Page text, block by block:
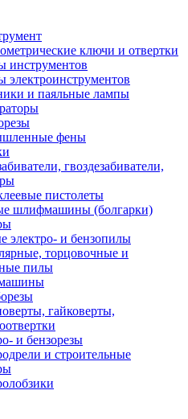
ключи и отвертки
инструментов
электроинструментов
и паяльные лампы
фены
гвоздезабиватели,
пистолеты
шлифмашины (болгарки)
электро- и бензопилы
торцовочные и
пилы
гайковерты,
и бензорезы
и строительные